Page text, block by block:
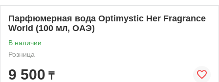
Парфюмерная вода Optimystic Her Fragrance
World (100 мл, ОАЭ)
В наличии
Розница
9 500 ₸